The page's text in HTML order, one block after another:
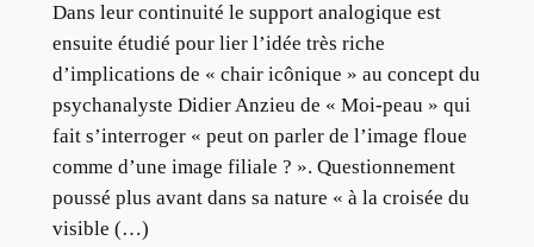
Dans leur continuité le support analogique est
ensuite étudié pour lier l’idée très riche
d’implications de « chair icônique » au concept du
psychanalyste Didier Anzieu de « Moi-peau » qui
fait s’interroger « peut on parler de l’image floue
comme d’une image filiale ? ». Questionnement
poussé plus avant dans sa nature « à la croisée du
visible (…)